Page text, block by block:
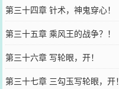
第三十四章 针术，神鬼穿心！
第三十五章 乘风王的战争？！
第三十六章 写轮眼，开！
第三十七章 三勾玉写轮眼，开！